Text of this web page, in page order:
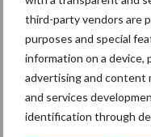
third-party vendors are
purposes and special
information on a device,
advertising and content
and services
identification through
Primaire
Recent nieuws